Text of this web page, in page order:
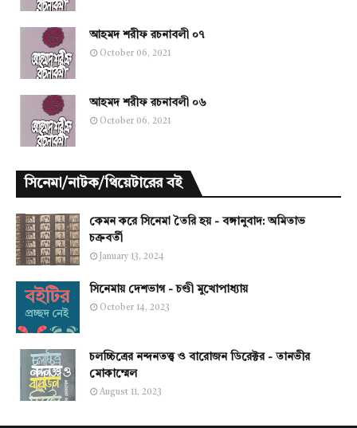
আহমদ শরীফ রচনাবলী ০৭
October 06, 2021
আহমদ শরীফ রচনাবলী ০৬
October 06, 2021
সিনেমা/নাটক/থিয়েটারের বই
কেমন করে সিনেমা তৈরি হয় - বঙ্গানুবাদ: অমিতাভ
চক্রবর্তী
January 13, 2024
সিনেমায় দেশভাগ - চণ্ডী মুখোপাধ্যায়
October 14, 2023
চলচ্চিত্রের নন্দনতত্ত্ব ও বারোজন ডিরেক্টর - তানভীর
মোকাম্মেল
August 11, 2023